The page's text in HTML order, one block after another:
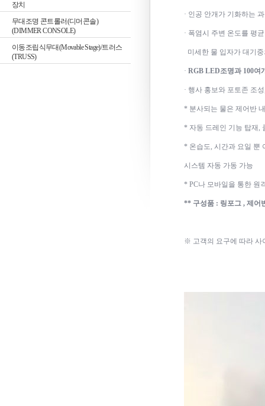
장치
무대조명 콘트롤러(디머콘솔)
(DIMMER CONSOLE)
이동조립식무대(Movable Stage)/트러스
(TRUSS)
· 인공 안개가 기화하는
· 폭염시 주변 온도를 평
미세한 물 입자가 대기
· RGB LED조명과 100여
· 행사 홍보와 포토존 조
* 분사되는 물은 제어반
* 자동 드레인 기능 탑재,
* 온습도, 시간과 요일 뿐
시스템 자동 가동 가능
* PC나 모바일을 통한 원
** 구성품 : 링포그 , 제어
※ 고객의 요구에 따라 사